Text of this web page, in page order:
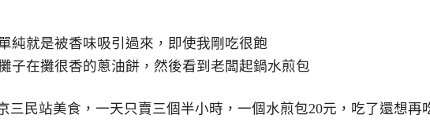
純就是被香味吸引過來，即使我剛吃很飽
子在攤很香的蔥油餅，然後看到老闆起鍋水煎包